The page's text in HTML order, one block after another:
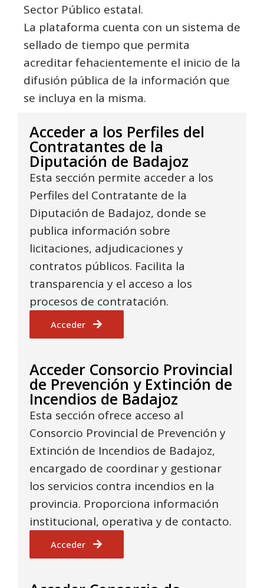
Sector Público estatal.
La plataforma cuenta con un sistema de
sellado de tiempo que permita
acreditar fehacientemente el inicio de la
difusión pública de la información que
se incluya en la misma.
Acceder a los Perfiles del
Contratantes de la
Diputación de Badajoz
Esta sección permite acceder a los
Perfiles del Contratante de la
Diputación de Badajoz, donde se
publica información sobre
licitaciones, adjudicaciones y
contratos públicos. Facilita la
transparencia y el acceso a los
procesos de contratación.
Acceder
Acceder Consorcio Provincial
de Prevención y Extinción de
Incendios de Badajoz
Esta sección ofrece acceso al
Consorcio Provincial de Prevención y
Extinción de Incendios de Badajoz,
encargado de coordinar y gestionar
los servicios contra incendios en la
provincia. Proporciona información
institucional, operativa y de contacto.
Acceder